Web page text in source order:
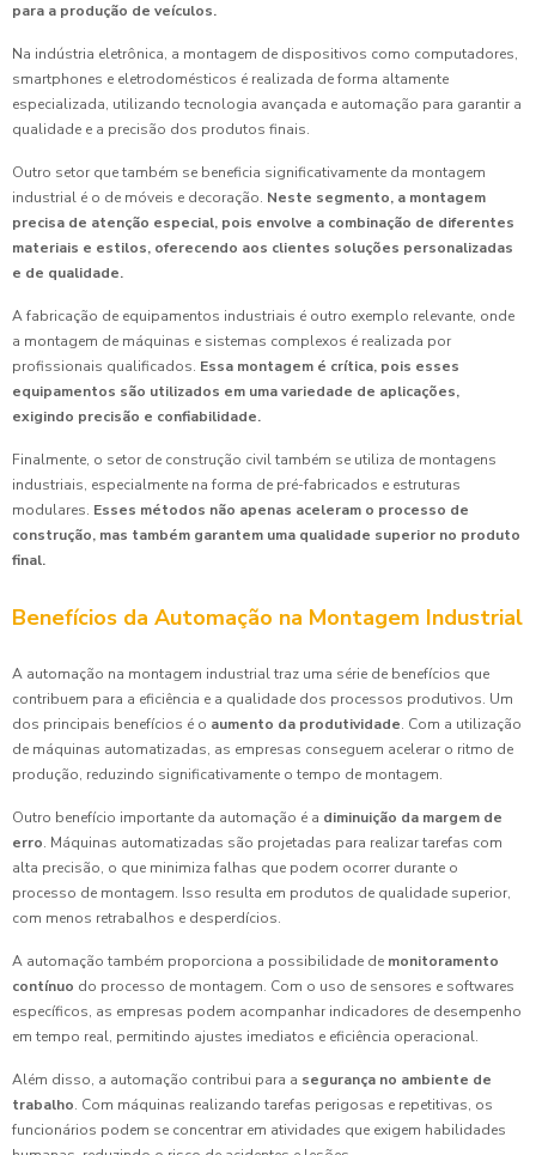
para a produção de veículos.
Na indústria eletrônica, a montagem de dispositivos como computadores,
smartphones e eletrodomésticos é realizada de forma altamente
especializada, utilizando tecnologia avançada e automação para garantir a
qualidade e a precisão dos produtos finais.
Outro setor que também se beneficia significativamente da montagem
industrial é o de móveis e decoração. Neste segmento, a montagem
precisa de atenção especial, pois envolve a combinação de diferentes
materiais e estilos, oferecendo aos clientes soluções personalizadas
e de qualidade.
A fabricação de equipamentos industriais é outro exemplo relevante, onde
a montagem de máquinas e sistemas complexos é realizada por
profissionais qualificados. Essa montagem é crítica, pois esses
equipamentos são utilizados em uma variedade de aplicações,
exigindo precisão e confiabilidade.
Finalmente, o setor de construção civil também se utiliza de montagens
industriais, especialmente na forma de pré-fabricados e estruturas
modulares. Esses métodos não apenas aceleram o processo de
construção, mas também garantem uma qualidade superior no produto
final.
Benefícios da Automação na Montagem Industrial
A automação na montagem industrial traz uma série de benefícios que
contribuem para a eficiência e a qualidade dos processos produtivos. Um
dos principais benefícios é o aumento da produtividade. Com a utilização
de máquinas automatizadas, as empresas conseguem acelerar o ritmo de
produção, reduzindo significativamente o tempo de montagem.
Outro benefício importante da automação é a diminuição da margem de
erro. Máquinas automatizadas são projetadas para realizar tarefas com
alta precisão, o que minimiza falhas que podem ocorrer durante o
processo de montagem. Isso resulta em produtos de qualidade superior,
com menos retrabalhos e desperdícios.
A automação também proporciona a possibilidade de monitoramento
contínuo do processo de montagem. Com o uso de sensores e softwares
específicos, as empresas podem acompanhar indicadores de desempenho
em tempo real, permitindo ajustes imediatos e eficiência operacional.
Além disso, a automação contribui para a segurança no ambiente de
trabalho. Com máquinas realizando tarefas perigosas e repetitivas, os
funcionários podem se concentrar em atividades que exigem habilidades